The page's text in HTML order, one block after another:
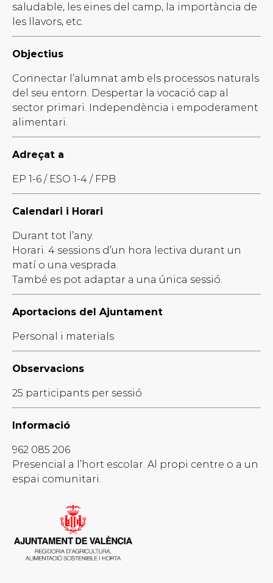
saludable, les eines del camp, la importància de
les llavors, etc.
Objectius
Connectar l’alumnat amb els processos naturals
del seu entorn. Despertar la vocació cap al
sector primari. Independència i empoderament
alimentari.
Adreçat a
EP 1-6 / ESO 1-4 / FPB
Calendari i Horari
Durant tot l’any.
Horari. 4 sessions d’un hora lectiva durant un
matí o una vesprada.
També es pot adaptar a una única sessió.
Aportacions del Ajuntament
Personal i materials
Observacions
25 participants per sessió
Informació
962 085 206
Presencial a l’hort escolar. Al propi centre o a un
espai comunitari.